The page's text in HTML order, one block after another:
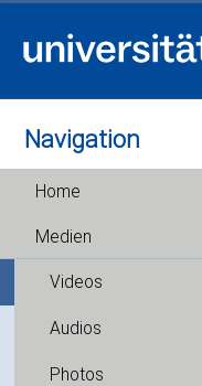
Navigation
Home
Medien
Videos
Audios
Photos